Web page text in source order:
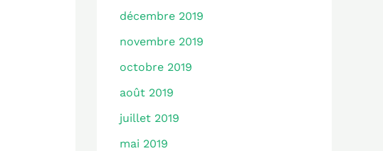
décembre 2019
novembre 2019
octobre 2019
août 2019
juillet 2019
mai 2019